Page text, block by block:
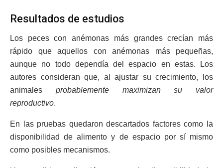
Resultados de estudios
Los peces con anémonas más grandes crecían más
rápido que aquellos con anémonas más pequeñas,
aunque no todo dependía del espacio en estas. Los
autores consideran que, al ajustar su crecimiento, los
animales probablemente maximizan su valor
reproductivo.
En las pruebas quedaron descartados factores como la
disponibilidad de alimento y de espacio por sí mismo
como posibles mecanismos.